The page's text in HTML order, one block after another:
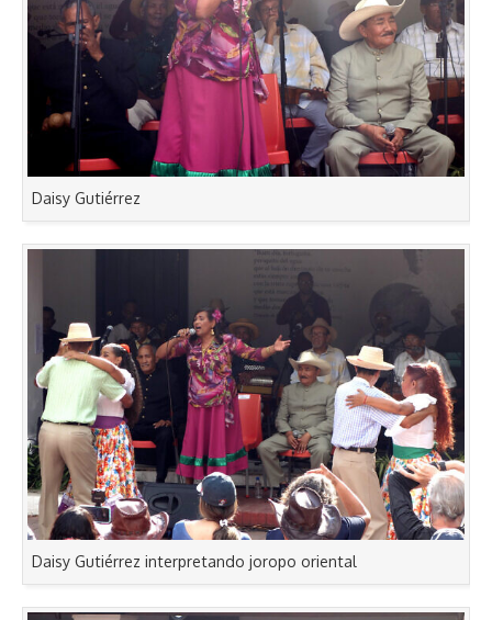
Daisy Gutiérrez
Daisy Gutiérrez interpretando joropo oriental